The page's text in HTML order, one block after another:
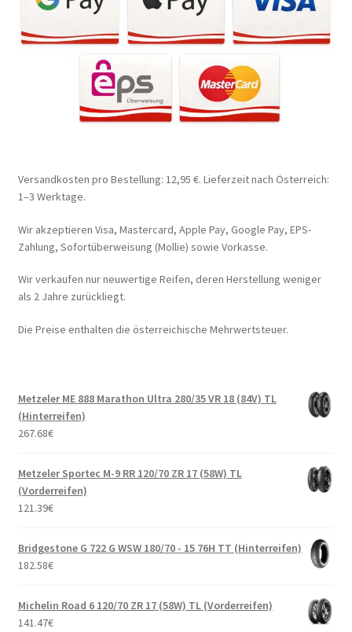
Versandkosten pro Bestellung: 12,95 €. Lieferzeit nach Österreich:
1–3 Werktage.
Wir akzeptieren Visa, Mastercard, Apple Pay, Google Pay, EPS-
Zahlung, Sofortüberweisung (Mollie) sowie Vorkasse.
Wir verkaufen nur neuwertige Reifen, deren Herstellung weniger
als 2 Jahre zurückliegt.
Die Preise enthalten die österreichische Mehrwertsteuer.
Metzeler ME 888 Marathon Ultra 280/35 VR 18 (84V) TL
(Hinterreifen)
267.68€
Metzeler Sportec M-9 RR 120/70 ZR 17 (58W) TL
(Vorderreifen)
121.39€
Bridgestone G 722 G WSW 180/70 - 15 76H TT (Hinterreifen)
182.58€
Michelin Road 6 120/70 ZR 17 (58W) TL (Vorderreifen)
141.47€